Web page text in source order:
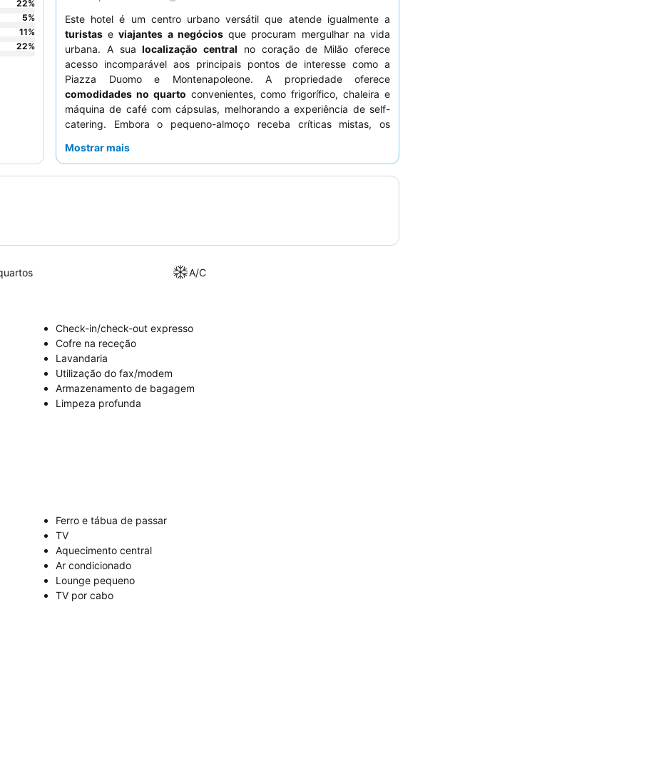
Este hotel é um centro urbano versátil que atende igualmente a
turistas eviajantes a negóciosque procuram mergulhar na vida
urbana. A sualocalização central no coração de Milão oferece
acesso incomparável aos principais pontos de interesse como a
Piazza Duomo e Montenapoleone. A propriedade oferece
comodidades no quarto convenientes, como frigorífico, chaleira e
máquina de café com cápsulas, melhorando a experiência de self-
catering. Embora o pequeno-almoço receba críticas mistas, os
disponíveis. Para uma estadia mais tranquila, os hóspedes devem
Mostrar mais
22%
5%
11%
22%
A/C
Check-in/check-out expresso
Cofre na receção
Lavandaria
Utilização do fax/modem
Armazenamento de bagagem
Limpeza profunda
Ferro e tábua de passar
TV
Aquecimento central
Ar condicionado
Lounge pequeno
TV por cabo